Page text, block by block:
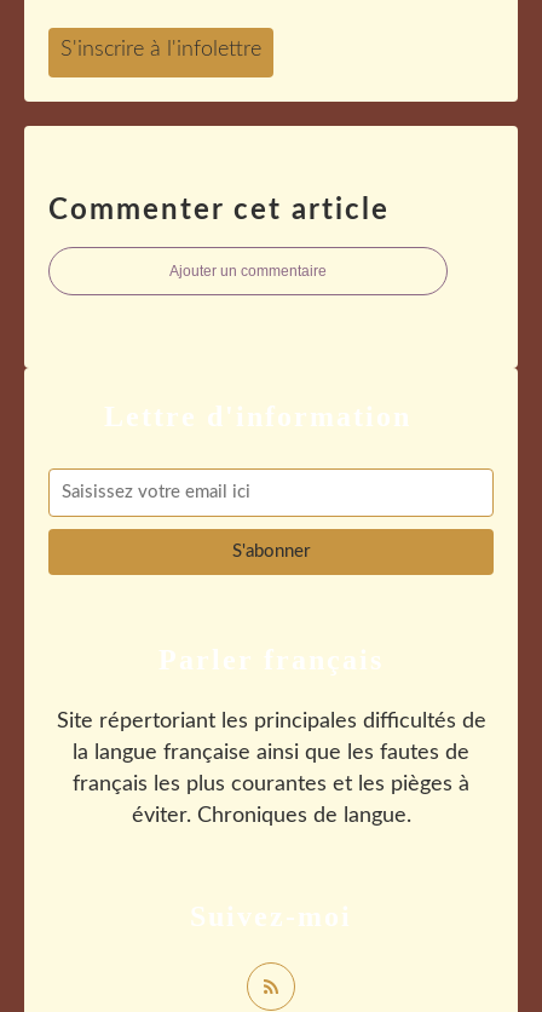
Commenter cet article
Ajouter un commentaire
Suivez-moi
Parler français
Site répertoriant les principales difficultés de
la langue française ainsi que les fautes de
français les plus courantes et les pièges à
éviter. Chroniques de langue.